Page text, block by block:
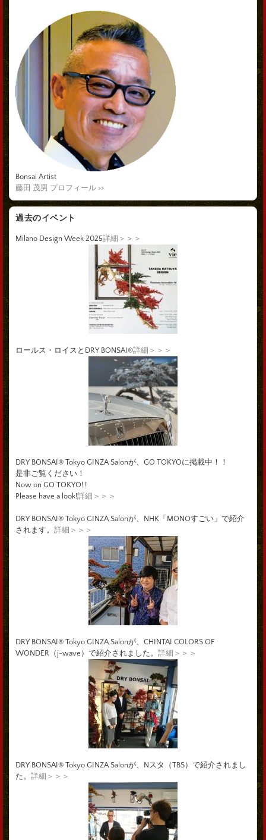
Bonsai Artist
藤田 茂男 プロフィール >>
過去のイベント
Milano Design Week 2025詳細＞＞＞
ロールス・ロイスとDRY BONSAI®詳細＞＞＞
DRY BONSAI® Tokyo GINZA Salonが、GO TOKYOに掲載中！！
是非ご覧ください！
Now on GO TOKYO! !
Please have a look!詳細＞＞＞
DRY BONSAI® Tokyo GINZA Salonが、NHK「MONOすごい」で紹介
されます。 詳細＞＞＞
DRY BONSAI® Tokyo GINZA Salonが、CHINTAI COLORS OF
WONDER（j-wave）で紹介されました。 詳細＞＞＞
DRY BONSAI® Tokyo GINZA Salonが、Nスタ（TBS）で紹介されまし
た。 詳細＞＞＞